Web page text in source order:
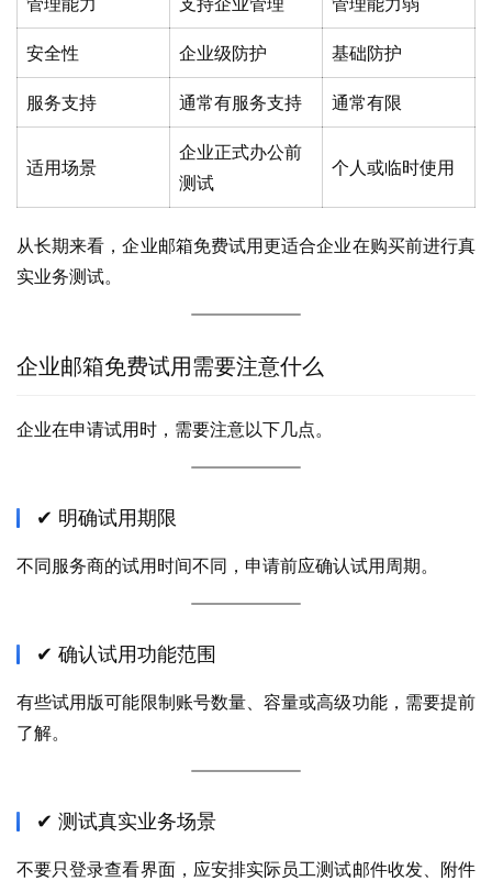
安全性 企业级防护 基础防护
服务支持 通常有服务支持 通常有限
适用场景
企业正式办公前
测试
个人或临时使用
从长期来看，企业邮箱免费试用更适合企业在购买前进行真
实业务测试。
企业邮箱免费试用需要注意什么
企业在申请试用时，需要注意以下几点。
✔ 明确试用期限
不同服务商的试用时间不同，申请前应确认试用周期。
✔ 确认试用功能范围
有些试用版可能限制账号数量、容量或高级功能，需要提前
了解。
✔ 测试真实业务场景
不要只登录查看界面，应安排实际员工测试邮件收发、附件